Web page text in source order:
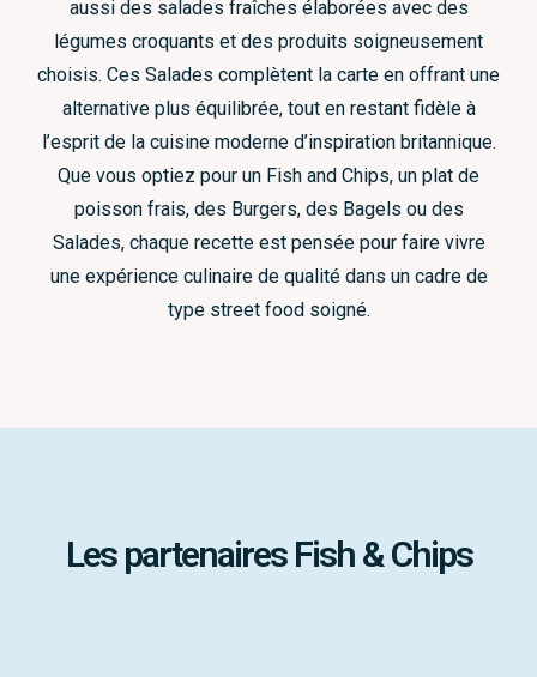
aussi des salades fraîches élaborées avec des
légumes croquants et des produits soigneusement
choisis. Ces Salades complètent la carte en offrant une
alternative plus équilibrée, tout en restant fidèle à
l’esprit de la cuisine moderne d’inspiration britannique.
Que vous optiez pour un Fish and Chips, un plat de
poisson frais, des Burgers, des Bagels ou des
Salades, chaque recette est pensée pour faire vivre
une expérience culinaire de qualité dans un cadre de
type street food soigné.
Les partenaires Fish & Chips